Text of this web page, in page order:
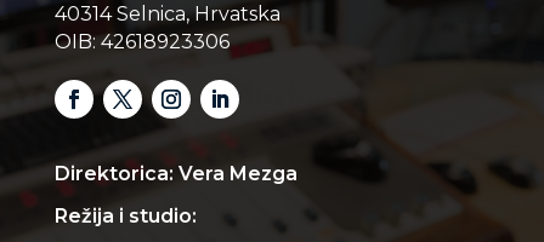
40314 Selnica, Hrvatska
OIB: 42618923306
Direktorica: Vera Mezga
Režija i studio: